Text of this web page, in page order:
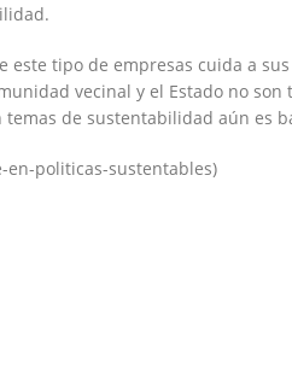
este tipo de empresas cuida a sus
vecinal y el Estado no son
de sustentabilidad aún es
en-politicas-sustentables)